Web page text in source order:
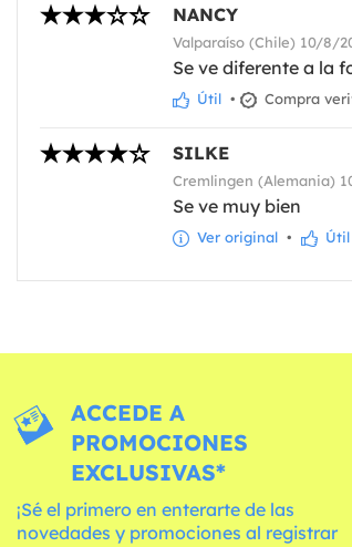
NANCY
Valparaíso (Chile) 10/8/
Se ve diferente a la
Útil • Compra
SILKE
Cremlingen (Alemania)
Se ve muy bien
Ver original • Útil
ACCEDE A
PROMOCIONES
EXCLUSIVAS*
¡Sé el primero en enterarte de las
novedades y promociones al registrar